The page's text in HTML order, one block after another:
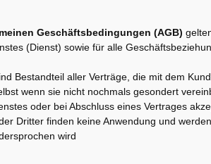
Geschäftsbedingungen (AGB)
(Dienst) sowie für alle
Bestandteil aller Verträge, die mit dem
wenn sie nicht nochmals gesondert
oder bei Abschluss eines Vertrages
Dritter finden keine Anwendung und
wird